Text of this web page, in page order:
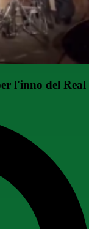
l'inno del Real